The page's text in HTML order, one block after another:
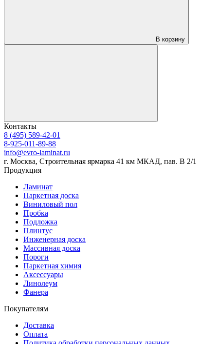
В корзину
Контакты
8 (495) 589-42-01
8-925-011-89-88
info@evro-laminat.ru
г. Москва, Строительная ярмарка 41 км МКАД, пав. В 2/1
Продукция
Ламинат
Паркетная доска
Виниловый пол
Пробка
Подложка
Плинтус
Инженерная доска
Массивная доска
Пороги
Паркетная химия
Аксессуары
Линолеум
Фанера
Покупателям
Доставка
Оплата